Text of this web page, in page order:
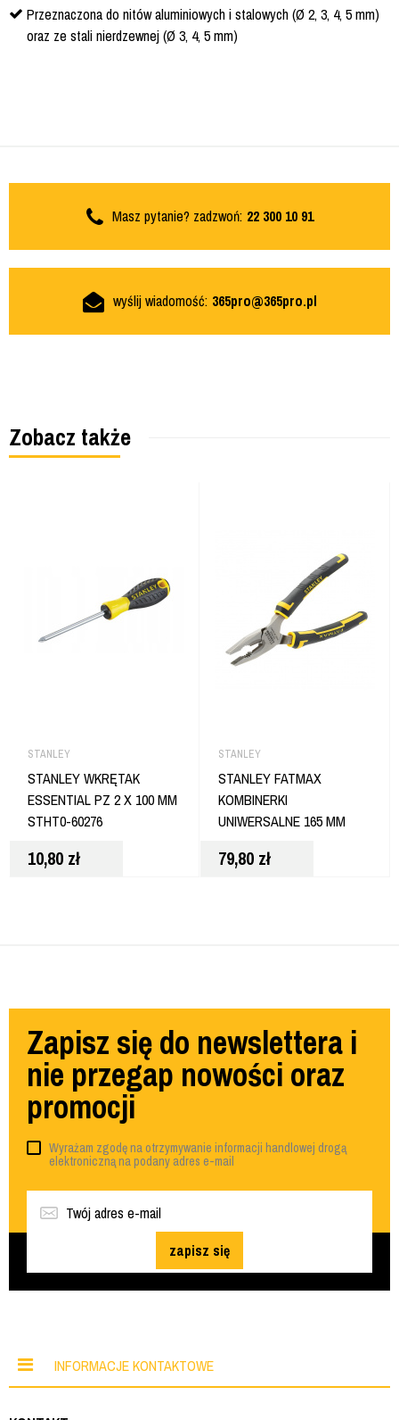
Przeznaczona do nitów aluminiowych i stalowych (Ø 2, 3, 4, 5 mm)
oraz ze stali nierdzewnej (Ø 3, 4, 5 mm)
Masz pytanie? zadzwoń: 22 300 10 91
wyślij wiadomość: 365pro@365pro.pl
Zobacz także
STANLEY
STANLEY WKRĘTAK
ESSENTIAL PZ 2 X 100 MM
STHT0-60276
10,80 zł
STANLEY
STANLEY FATMAX
KOMBINERKI
UNIWERSALNE 165 MM
79,80 zł
Zapisz się do newslettera i
nie przegap nowości oraz
promocji
Wyrażam zgodę na otrzymywanie informacji handlowej drogą
elektroniczną na podany adres e-mail
zapisz się
INFORMACJE KONTAKTOWE